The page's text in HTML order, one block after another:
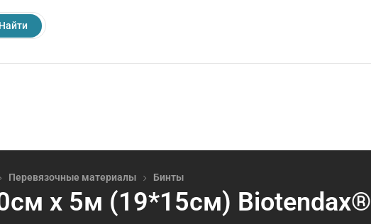
Найти
Перевязочные материалы Бинты
х 5м (19*15см) Biotendax®